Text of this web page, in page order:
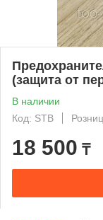
(защита от
В наличии
Код: STB
18 500 ₸